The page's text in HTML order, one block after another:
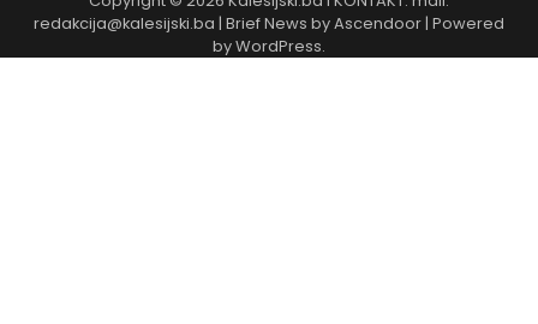
redakcija@kalesijski.ba | Brief News byAscendoor | Powered
byWordPress.